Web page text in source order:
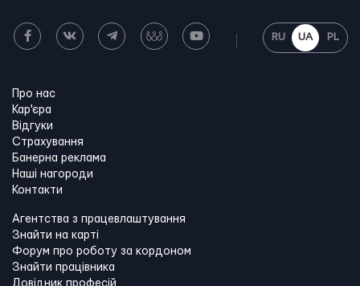
RU UA PL
Про нас
Кар'єра
Відгуки
Страхування
Банерна реклама
Наші нагороди
Контакти
Агентства з працевлаштування
Знайти на карті
Форум про роботу за кордоном
Знайти працівника
Довідник професій